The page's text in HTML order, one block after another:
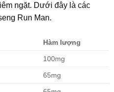
ngặt. Dưới đây là các
Run Man.
Hàm lượng
100mg
65mg